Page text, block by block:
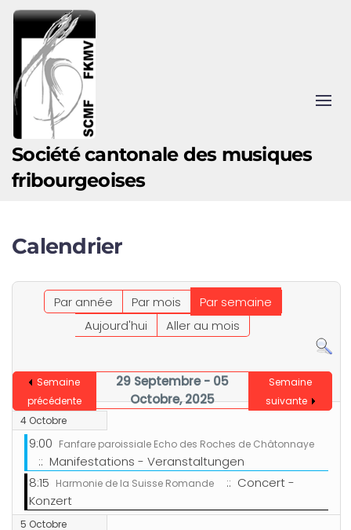
Accéder au contenu principal
Société cantonale des musiques
fribourgeoises
Calendrier
Par année Par mois
Par semaine
Aujourd'hui
Aller au mois
Semaine
précédente
29 Septembre - 05
Octobre, 2025
Semaine
suivante
4 Octobre
9:00 Fanfare paroissiale Echo des Roches de Châtonnaye
:: Manifestations - Veranstaltungen
8:15 Harmonie de la Suisse Romande
:: Concert -
Konzert
5 Octobre